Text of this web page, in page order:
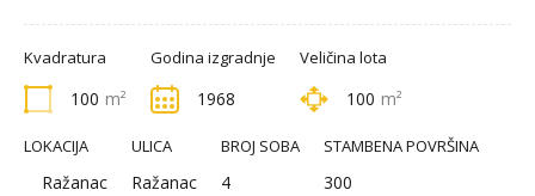
Kvadratura
100 m²
Godina izgradnje
1968
Veličina lota
100 m²
LOKACIJA
Ražanac
ULICA
Ražanac
BROJ SOBA
4
STAMBENA POVRŠINA
300